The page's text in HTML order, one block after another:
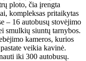
ploto, čia įrengta
kompleksas pritaikytas
– 16 autobusų stovėjimo
smulkių siuntų tarnybos.
kameros, kurios
veikia kavinė.
iki 300 autobusų.